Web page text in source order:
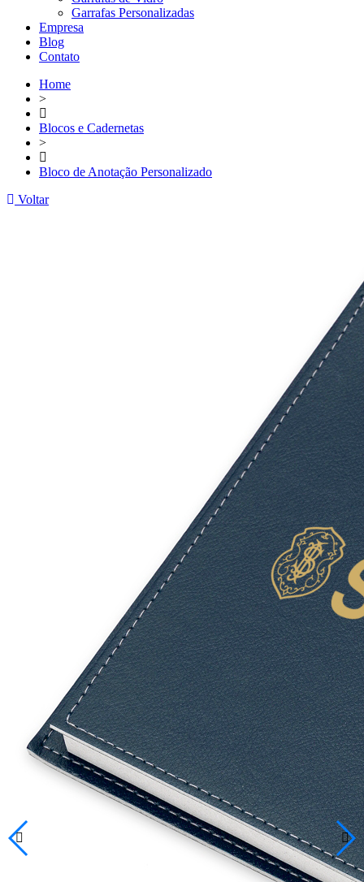
Garrafas Personalizadas
Empresa
Blog
Contato
Home
>
Blocos e Cadernetas
>
Bloco de Anotação Personalizado
Voltar